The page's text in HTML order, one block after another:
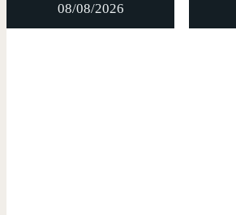
08/08/2026